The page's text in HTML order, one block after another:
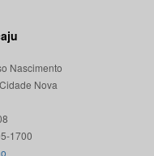
Nascimento
Nova